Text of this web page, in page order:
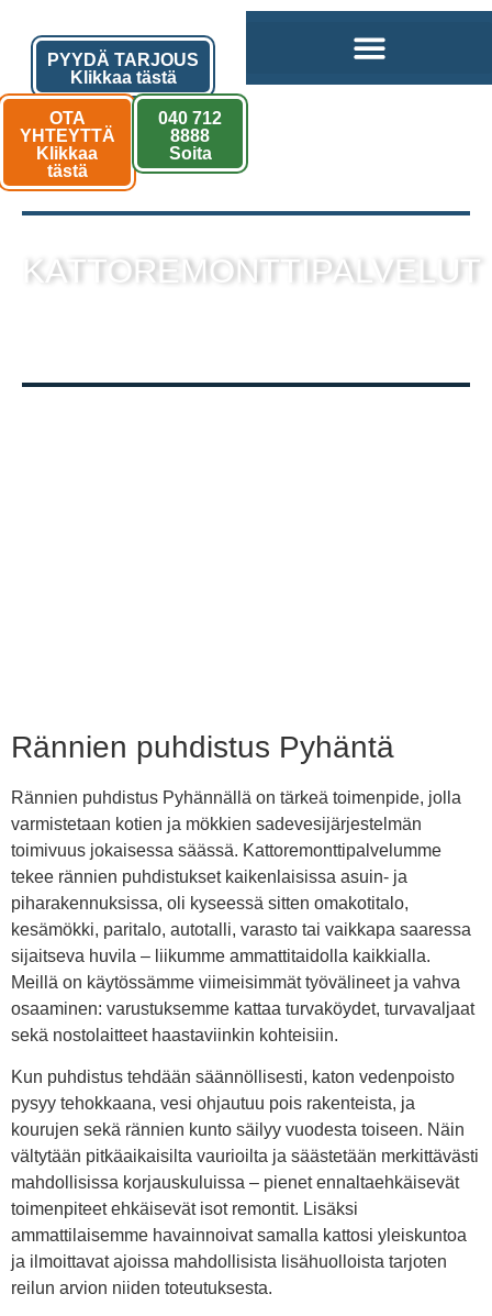
PYYDÄ TARJOUS
Klikkaa tästä
OTA
YHTEYTTÄ
Klikkaa
tästä
040 712
8888
Soita
KATTOREMONTTIPALVELUT
Rännien puhdistus Pyhäntä
Rännien puhdistus Pyhännällä on tärkeä toimenpide, jolla
varmistetaan kotien ja mökkien sadevesijärjestelmän
toimivuus jokaisessa säässä. Kattoremonttipalvelumme
tekee rännien puhdistukset kaikenlaisissa asuin- ja
piharakennuksissa, oli kyseessä sitten omakotitalo,
kesämökki, paritalo, autotalli, varasto tai vaikkapa saaressa
sijaitseva huvila – liikumme ammattitaidolla kaikkialla.
Meillä on käytössämme viimeisimmät työvälineet ja vahva
osaaminen: varustuksemme kattaa turvaköydet, turvavaljaat
sekä nostolaitteet haastaviinkin kohteisiin.
Kun puhdistus tehdään säännöllisesti, katon vedenpoisto
pysyy tehokkaana, vesi ohjautuu pois rakenteista, ja
kourujen sekä rännien kunto säilyy vuodesta toiseen. Näin
vältytään pitkäaikaisilta vaurioilta ja säästetään merkittävästi
mahdollisissa korjauskuluissa – pienet ennaltaehkäisevät
toimenpiteet ehkäisevät isot remontit. Lisäksi
ammattilaisemme havainnoivat samalla kattosi yleiskuntoa
ja ilmoittavat ajoissa mahdollisista lisähuolloista tarjoten
reilun arvion niiden toteutuksesta.